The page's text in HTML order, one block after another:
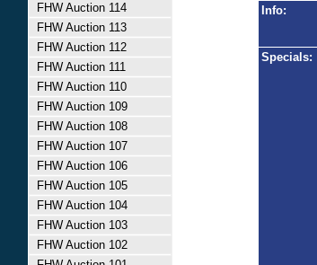
FHW Auction 114
FHW Auction 113
FHW Auction 112
FHW Auction 111
FHW Auction 110
FHW Auction 109
FHW Auction 108
FHW Auction 107
FHW Auction 106
FHW Auction 105
FHW Auction 104
FHW Auction 103
FHW Auction 102
Info:
Specials: